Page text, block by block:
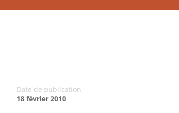
Date de publication
18 février 2010